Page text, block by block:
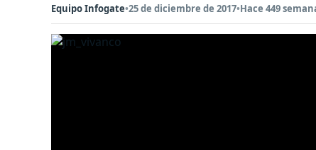
Equipo Infogate•25 de diciembre de 2017•Hace 449